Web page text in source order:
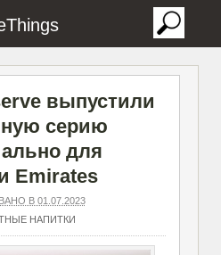
выпустили
серию
для
Emirates
В 01.07.2023
НАПИТКИ